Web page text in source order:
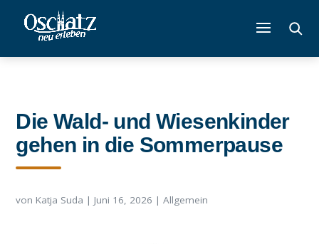
Die Wald- und Wiesenkinder
gehen in die Sommerpause
von Katja Suda | Juni 16, 2026 |Allgemein